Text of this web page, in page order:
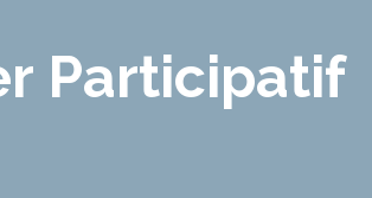
Participatif